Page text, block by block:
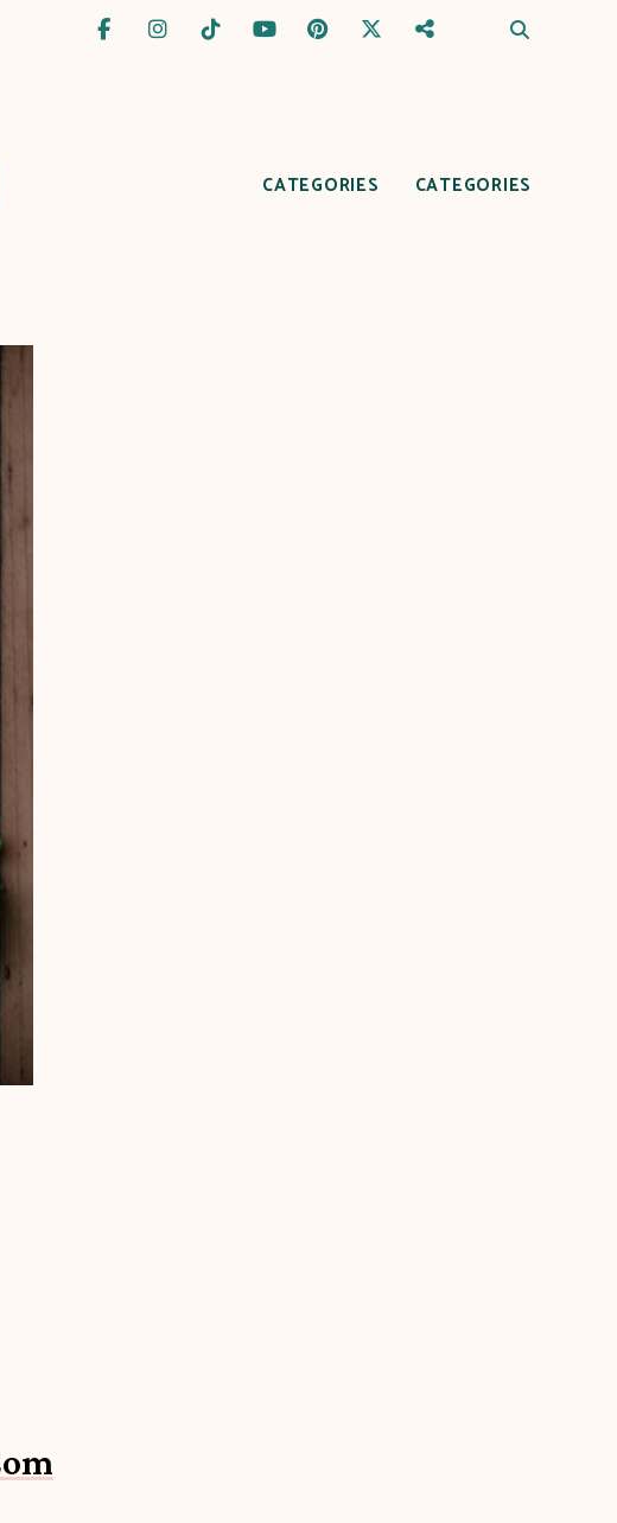
CATEGORIES CATEGORIES